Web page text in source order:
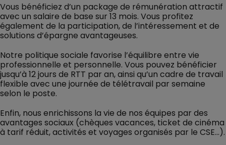
Vous bénéficiez d’un package de rémunération attractif
avec un salaire de base sur 13 mois. Vous profitez
également de la participation, de l’intéressement et de
solutions d’épargne avantageuses.
Notre politique sociale favorise l’équilibre entre vie
professionnelle et personnelle. Vous pouvez bénéficier
jusqu’à 12 jours de RTT par an, ainsi qu’un cadre de travail
flexible avec une journée de télétravail par semaine
selon le poste.
Enfin, nous enrichissons la vie de nos équipes par des
avantages sociaux (chèques vacances, ticket de cinéma
à tarif réduit, activités et voyages organisés par le CSE…).